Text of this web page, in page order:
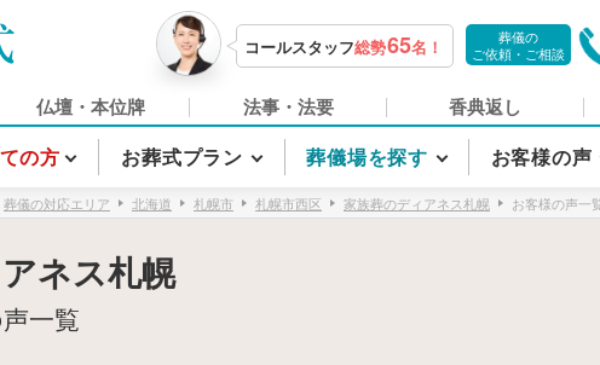
コールスタッフ総勢65名！
葬儀の
ご依頼・ご相談
仏壇・本位牌 法事・法要 香典返し
の方 お葬式プラン 葬儀場を探す お客様の声
葬儀の対応エリア 北海道 札幌市 札幌市西区 家族葬のディアネス札幌 お客様の声一
ネス札幌
一覧